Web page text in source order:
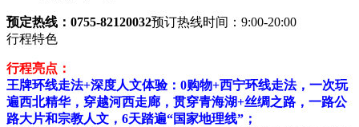
预定热线：0755-82120032预订热线时间：9:00-20:00
行程特色
行程亮点：
王牌环线走法+深度人文体验：0购物+西宁环线走法，一次玩
遍西北精华，穿越河西走廊，贯穿青海湖+丝绸之路，一路公
路大片和宗教人文，6天踏遍“国家地理线”；